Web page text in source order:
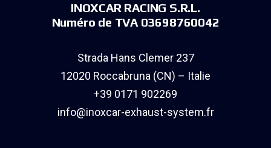
INOXCAR RACING S.R.L.
Numéro de TVA 03698760042
Strada Hans Clemer 237
12020 Roccabruna (CN) – Italie
+39 0171 902269
info@inoxcar-exhaust-system.fr